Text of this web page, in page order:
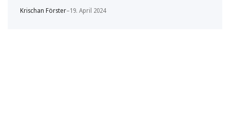
Krischan Förster–19. April 2024